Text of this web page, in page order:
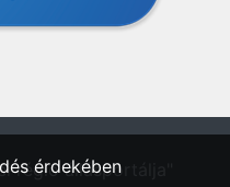
régió állásportálja"
érdekében